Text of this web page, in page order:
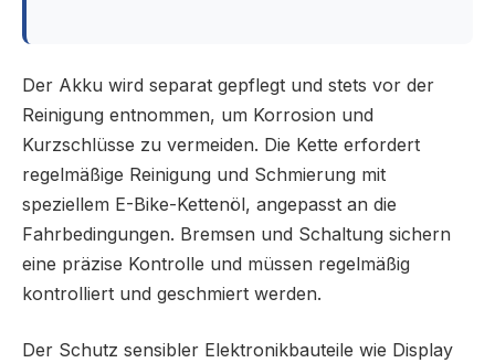
Der Akku wird separat gepflegt und stets vor der
Reinigung entnommen, um Korrosion und
Kurzschlüsse zu vermeiden. Die Kette erfordert
regelmäßige Reinigung und Schmierung mit
speziellem E-Bike-Kettenöl, angepasst an die
Fahrbedingungen. Bremsen und Schaltung sichern
eine präzise Kontrolle und müssen regelmäßig
kontrolliert und geschmiert werden.
Der Schutz sensibler Elektronikbauteile wie Display